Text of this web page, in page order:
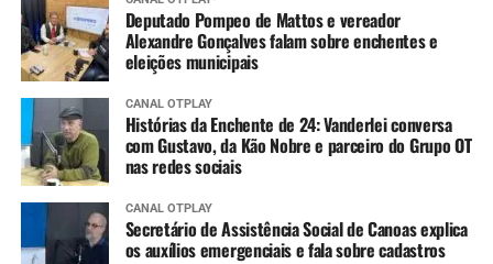
Deputado Pompeo de Mattos e vereador
Alexandre Gonçalves falam sobre enchentes e
eleições municipais
CANAL OTPLAY
Histórias da Enchente de 24: Vanderlei conversa
com Gustavo, da Kão Nobre e parceiro do Grupo OT
nas redes sociais
CANAL OTPLAY
Secretário de Assistência Social de Canoas explica
os auxílios emergenciais e fala sobre cadastros